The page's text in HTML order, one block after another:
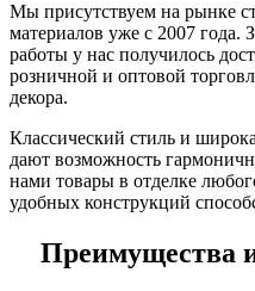
Мы присутствуем на рынке
материалов уже с 2007 года.
работы у нас получилось
розничной и оптовой
декора.
Классический стиль и
дают возможность
нами товары в отделке
удобных конструкций
Преимущества